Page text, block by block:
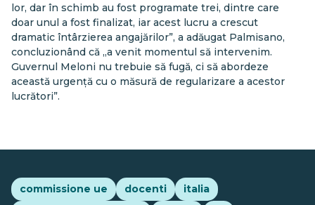
lor, dar în schimb au fost programate trei, dintre care
doar unul a fost finalizat, iar acest lucru a crescut
dramatic întârzierea angajărilor”, a adăugat Palmisano,
concluzionând că „a venit momentul să intervenim.
Guvernul Meloni nu trebuie să fugă, ci să abordeze
această urgență cu o măsură de regularizare a acestor
lucrători”.
commissione ue docenti
italia